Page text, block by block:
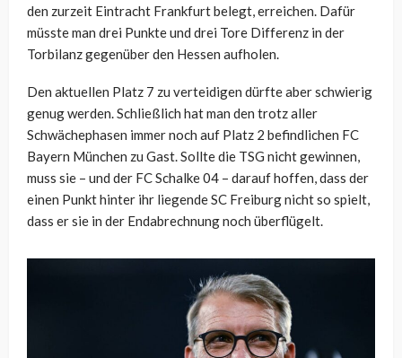
den zurzeit Eintracht Frankfurt belegt, erreichen. Dafür
müsste man drei Punkte und drei Tore Differenz in der
Torbilanz gegenüber den Hessen aufholen.
Den aktuellen Platz 7 zu verteidigen dürfte aber schwierig
genug werden. Schließlich hat man den trotz aller
Schwächephasen immer noch auf Platz 2 befindlichen FC
Bayern München zu Gast. Sollte die TSG nicht gewinnen,
muss sie – und der FC Schalke 04 – darauf hoffen, dass der
einen Punkt hinter ihr liegende SC Freiburg nicht so spielt,
dass er sie in der Endabrechnung noch überflügelt.